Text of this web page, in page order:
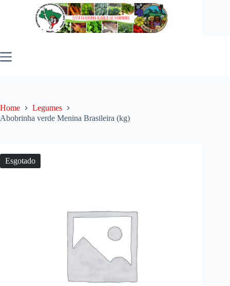
Home
Legumes
Abobrinha verde Menina Brasileira (kg)
Esgotado